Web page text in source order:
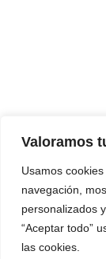
Valoramos
Usamos
navegación,
personalizados
“Aceptar todo”
las cookies.